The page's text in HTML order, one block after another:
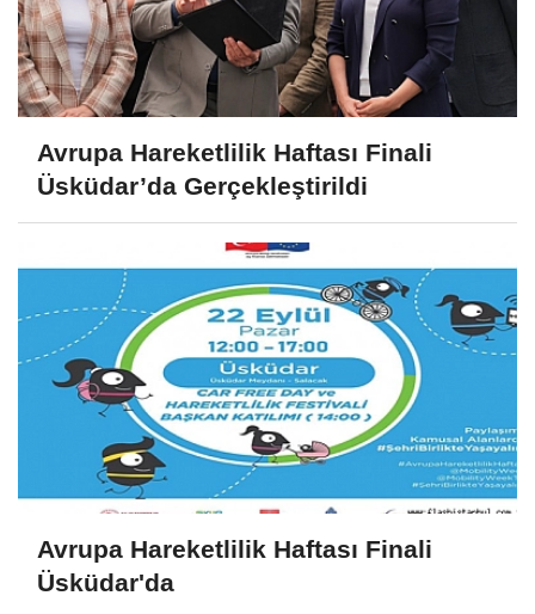
Avrupa Hareketlilik Haftası Finali
Üsküdar’da Gerçekleştirildi
Avrupa Hareketlilik Haftası Finali
Üsküdar'da